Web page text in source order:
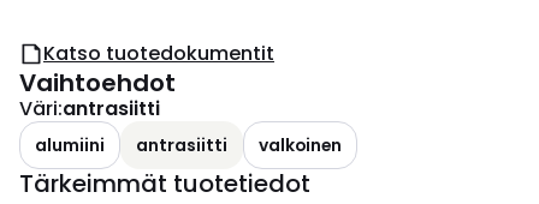
Katso tuotedokumentit
Vaihtoehdot
Väri:antrasiitti
alumiini antrasiitti valkoinen
Tärkeimmät tuotetiedot